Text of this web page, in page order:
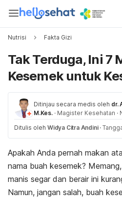
Nutrisi Fakta Gizi
Tak Terduga, Ini 7
Kesemek untuk
Ditinjau secara medis oleh dr.
M.Kes. · Magister Kesehatan ·
Ditulis oleh Widya Citra Andini ·
Apakah Anda pernah makan
nama buah kesemek?
manis segar dan berair ini
Namun, jangan salah, buah